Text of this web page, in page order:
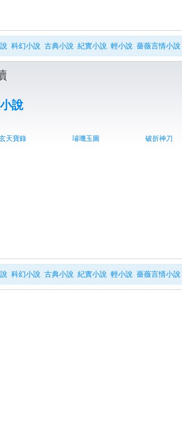
科幻小說 古典小說 紀實小說 輕小說 薔薇言情小說
說
天寶錄 璿璣玉圖 破折神刀
科幻小說 古典小說 紀實小說 輕小說 薔薇言情小說